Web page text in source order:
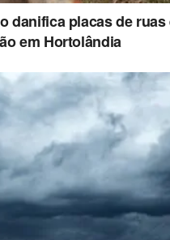
danifica placas de
em Hortolândia